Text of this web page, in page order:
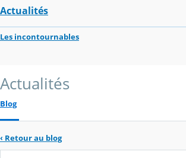
Actualités
Les incontournables
Actualités
Blog
‹ Retour au blog